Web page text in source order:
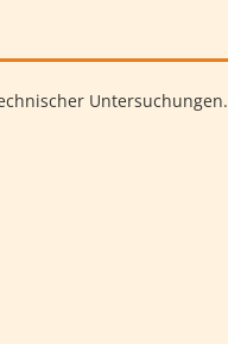
Untersuchungen.